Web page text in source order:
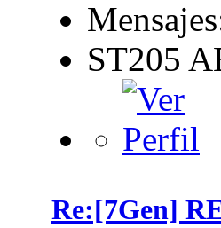
ST205
Re:[7Gen]